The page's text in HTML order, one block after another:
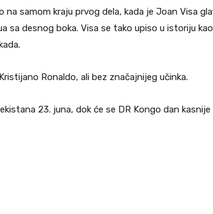
na samom kraju prvog dela, kada je Joan Visa
sa desnog boka. Visa se tako upiso u istoriju
Ronaldo, ali bez značajnijeg učinka.
23. juna, dok će se DR Kongo dan